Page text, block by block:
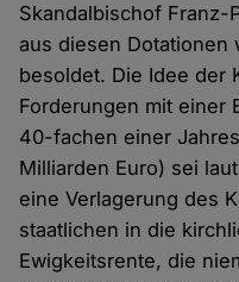
Skandalbischof Franz-
aus diesen Dotationen
besoldet. Die Idee der
Forderungen mit einer
40-fachen einer
Milliarden Euro) sei
eine Verlagerung des
staatlichen in die
Ewigkeitsrente, die